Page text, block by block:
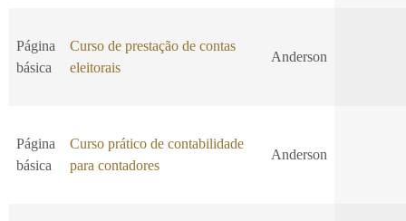
Página
básica
Curso de prestação de contas
eleitorais
Anderson
Página
básica
Curso prático de contabilidade
para contadores
Anderson